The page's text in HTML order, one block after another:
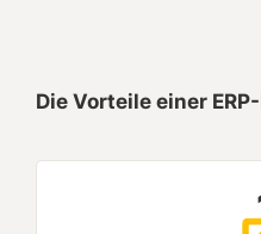
Die Vorteile einer